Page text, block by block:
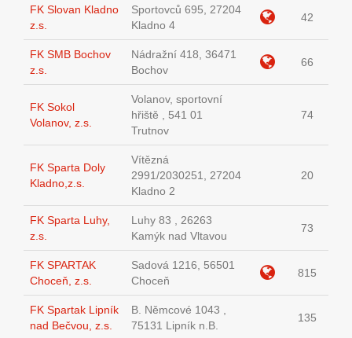
FK Slovan Kladno
z.s.
Sportovců 695, 27204
Kladno 4
42
FK SMB Bochov
z.s.
Nádražní 418, 36471
Bochov
66
FK Sokol
Volanov, z.s.
Volanov, sportovní
hřiště , 541 01
Trutnov
74
FK Sparta Doly
Kladno,z.s.
Vítězná
2991/2030251, 27204
Kladno 2
20
FK Sparta Luhy,
z.s.
Luhy 83 , 26263
Kamýk nad Vltavou
73
FK SPARTAK
Choceň, z.s.
Sadová 1216, 56501
Choceň
815
FK Spartak Lipník
nad Bečvou, z.s.
B. Němcové 1043 ,
75131 Lipník n.B.
135